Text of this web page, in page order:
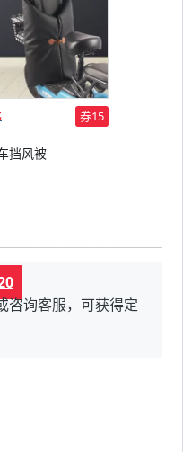
券15
挡风被
咨询客服，可获得定